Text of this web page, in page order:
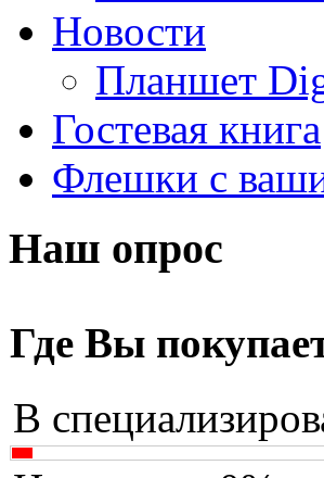
Apache
Apple(4)
Apriori
Archos
Armaggeddon
Assistant
Asus(9)
Barnes&noble
Brain
Новости
Планшет
Гостевая книга
Флешки с
Наш опрос
Где Вы
В